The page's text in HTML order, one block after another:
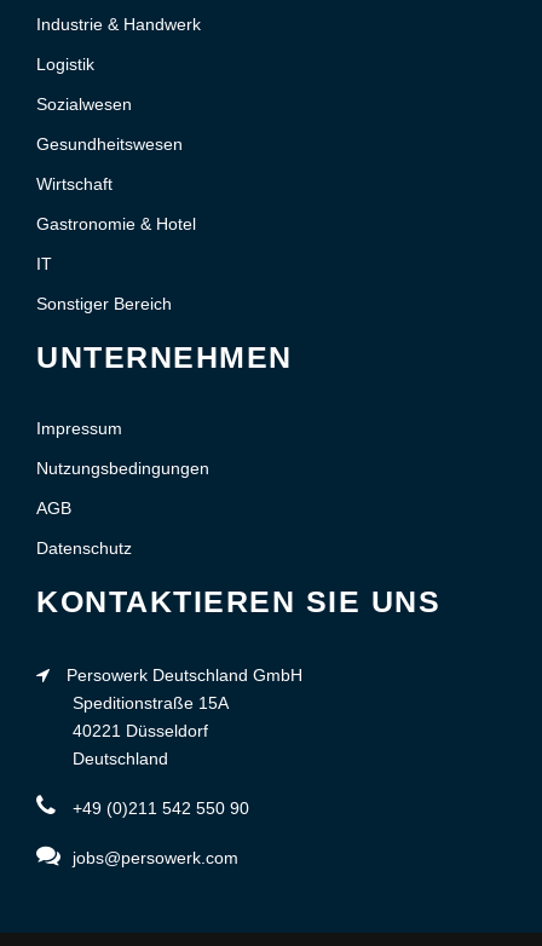
Industrie & Handwerk
Logistik
Sozialwesen
Gesundheitswesen
Wirtschaft
Gastronomie & Hotel
IT
Sonstiger Bereich
UNTERNEHMEN
Impressum
Nutzungsbedingungen
AGB
Datenschutz
KONTAKTIEREN SIE UNS
Persowerk Deutschland GmbH
Speditionstraße 15A
40221 Düsseldorf
Deutschland
+49 (0)211 542 550 90
jobs@persowerk.com